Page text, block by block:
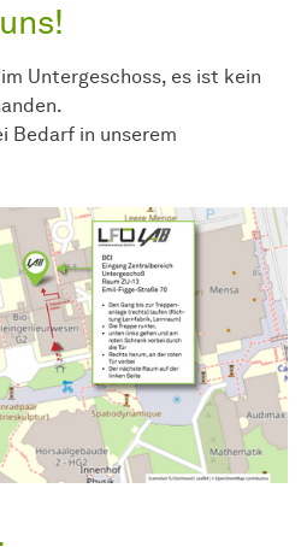
Untergeschoss, es ist kein
Bedarf in unserem